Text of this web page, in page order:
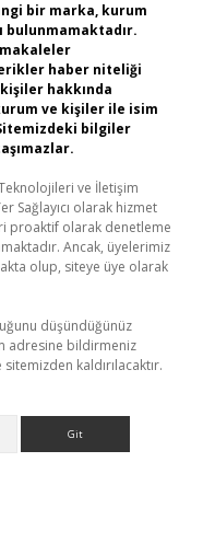
bir marka, kurum
bulunmamaktadır.
makaleler
haber niteliği
hakkında
ve kişiler ile isim
bilgiler
ve İletişim
Sağlayıcı olarak hizmet
proaktif olarak denetleme
Ancak, üyelerimiz
olup, siteye üye olarak
düşündüğünüz
adresine bildirmeniz
kaldırılacaktır.